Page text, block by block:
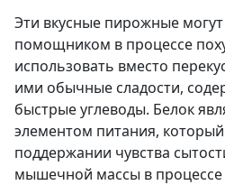
Эти вкусные пирожные
помощником в процессе
использовать вместо
ими обычные сладости,
быстрые углеводы. Белок
элементом питания,
поддержании чувства
мышечной массы в процессе